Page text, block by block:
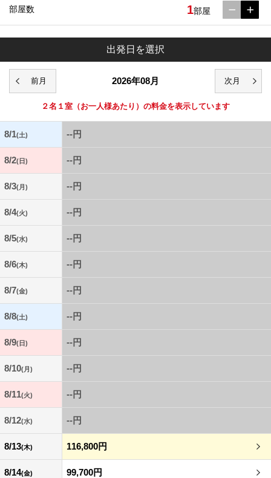
部屋数 1部屋
出発日を選択
2026年08月
２名１室 （お一人様あたり）の料金を表示しています
8/1(土) --円
8/2(日) --円
8/3(月) --円
8/4(火) --円
8/5(水) --円
8/6(木) --円
8/7(金) --円
8/8(土) --円
8/9(日) --円
8/10(月) --円
8/11(火) --円
8/12(水) --円
8/13(木) 116,800円
8/14(金) 99,700円